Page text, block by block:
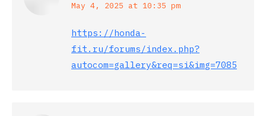
says:
May 4, 2025 at 10:35 pm
https://honda-
fit.ru/forums/index.php?
autocom=gallery&req=si&img=7085